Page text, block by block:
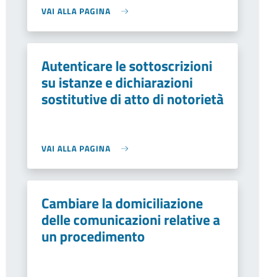
VAI ALLA PAGINA
Autenticare le sottoscrizioni
su istanze e dichiarazioni
sostitutive di atto di notorietà
VAI ALLA PAGINA
Cambiare la domiciliazione
delle comunicazioni relative a
un procedimento